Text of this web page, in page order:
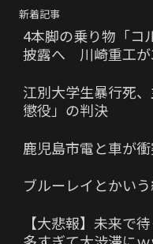
新着記事
4本脚の乗り物「コ
披露へ 川崎重工が
江別大学生暴行死
懲役」の判決
鹿児島市電と車が
ブルーレイとかい
【大悲報】未来で